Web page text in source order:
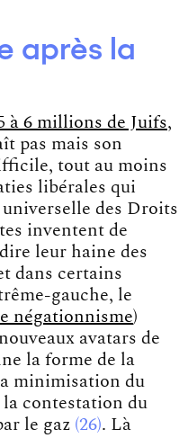
après la
à 6 millions de Juifs,
pas mais son
tout au moins
libérales qui
des Droits
inventent de
leur haine des
dans certains
gauche, le
négationnisme)
avatars de
la forme de la
minimisation du
contestation du
le gaz 26 . Là